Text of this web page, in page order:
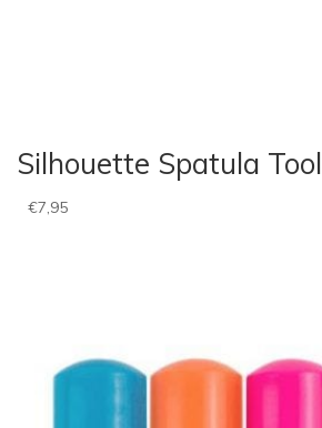
Silhouette Spatula Tool
€7,95